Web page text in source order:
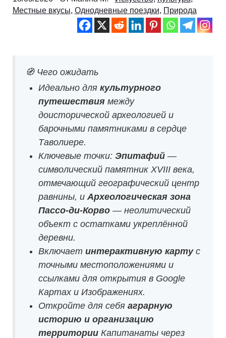
Местные вкусы, Однодневные поездки, Природа
🧭 Чего ожидать
Идеально длякультурного
путешествия между
доисторической археологией и
барочными памятниками в сердце
Таволиере.
Ключевые точки:Эпитафий —
символический памятник XVIII века,
отмечающий географический центр
равнины, иАрхеологическая зона
Пассо-ди-Корво — неолитический
объект с остатками укреплённой
деревни.
Включаетинтерактивную картус
точными местоположениями и
ссылками для открытия в Google
Картах и Изображениях.
Откройте для себяаграрную
историю и организацию
территории Капитанаты через